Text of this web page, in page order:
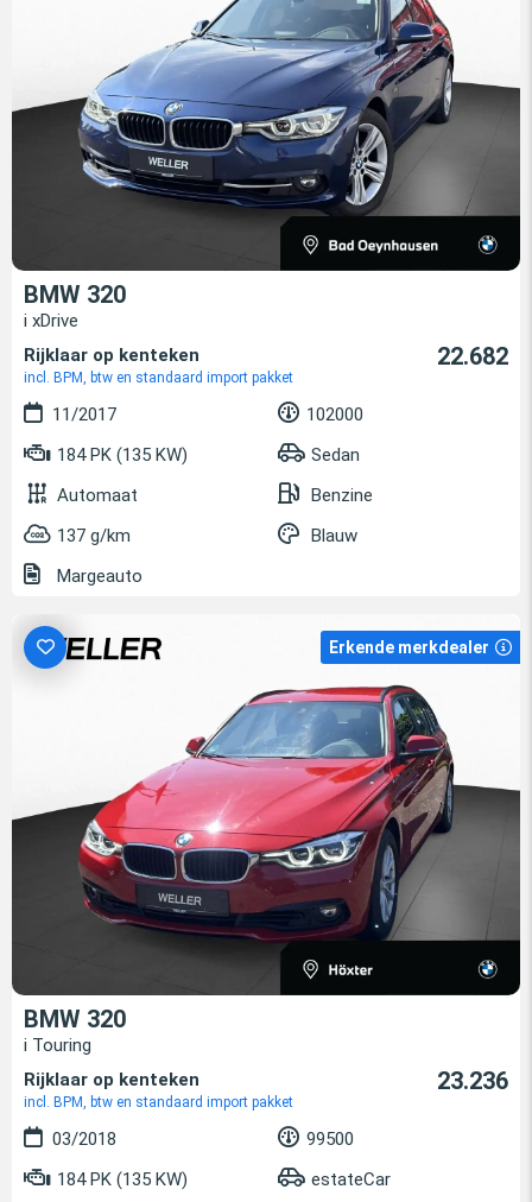
BMW 320
i xDrive
Rijklaar op kenteken
incl. BPM, btw en standaard import pakket
22.682
11/2017
102000
184 PK (135 KW)
Sedan
Automaat
Benzine
137 g/km
Blauw
Margeauto
Erkende merkdealer
BMW 320
i Touring
Rijklaar op kenteken
incl. BPM, btw en standaard import pakket
23.236
03/2018
99500
184 PK (135 KW)
estateCar